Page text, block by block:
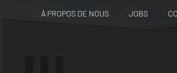
À PROPOS DE NOUS JOBS